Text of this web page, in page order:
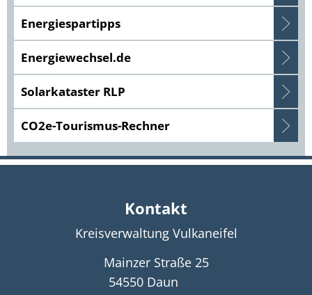
Energiespartipps
Energiewechsel.de
Solarkataster RLP
CO2e-Tourismus-Rechner
Kontakt
Kreisverwaltung Vulkaneifel
Mainzer Straße 25
54550 Daun